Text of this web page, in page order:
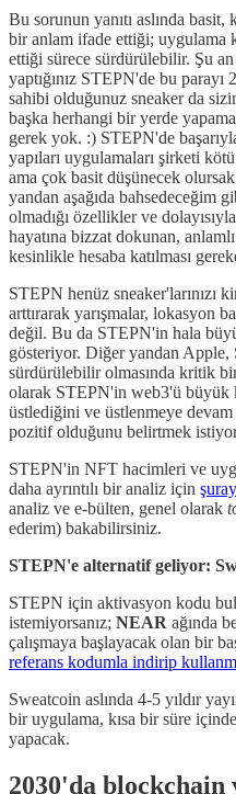
Bu sorunun yanıtı aslında basit,
bir anlam ifade ettiği; uygulama
ettiği sürece sürdürülebilir. Şu
yaptığınız STEPN'de bu parayı
sahibi olduğunuz sneaker da
başka herhangi bir yerde
gerek yok. :) STEPN'de
yapıları uygulamaları şirketi
ama çok basit düşünecek
yandan aşağıda bahsedeceğim
olmadığı özellikler ve
hayatına bizzat dokunan,
kesinlikle hesaba katılması
STEPN henüz sneaker'larınızı
arttırarak yarışmalar, lokasyon
değil. Bu da STEPN'in hala
gösteriyor. Diğer yandan
sürdürülebilir olmasında kritik
olarak STEPN'in web3'ü büyük
üstlediğini ve üstlenmeye
pozitif olduğunu belirtmek
STEPN'in NFT hacimleri ve
daha ayrıntılı bir analiz için
analiz ve e-bülten, genel olarak
ederim) bakabilirsiniz.
STEPN'e alternatif geliyor:
STEPN için aktivasyon kodu
istemiyorsanız; NEAR ağında
çalışmaya başlayacak olan bir
referans kodumla indirip
Sweatcoin aslında 4-5 yıldır
bir uygulama, kısa bir süre
yapacak.
2030'da blockchain